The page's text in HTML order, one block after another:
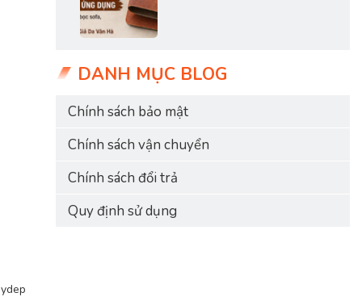
DANH MỤC BLOG
Chính sách bảo mật
Chính sách vận chuyển
Chính sách đổi trả
Quy định sử dụng